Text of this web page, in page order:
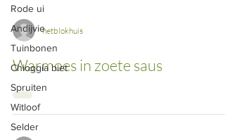
Rode ui
Andijvie
Tuinbonen
Chioggia biet
Spruiten
Witloof
Selder
hetblokhuis
Warmoes in zoete saus